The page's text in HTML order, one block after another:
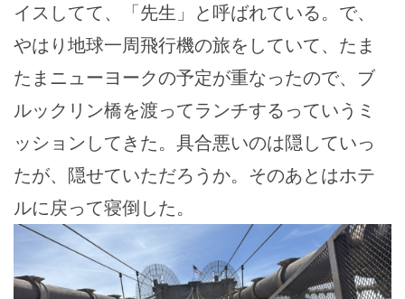
イスしてて、「先生」と呼ばれている。で、
やはり地球一周飛行機の旅をしていて、たま
たまニューヨークの予定が重なったので、ブ
ルックリン橋を渡ってランチするっていうミ
ッションしてきた。具合悪いのは隠していっ
たが、隠せていただろうか。そのあとはホテ
ルに戻って寝倒した。